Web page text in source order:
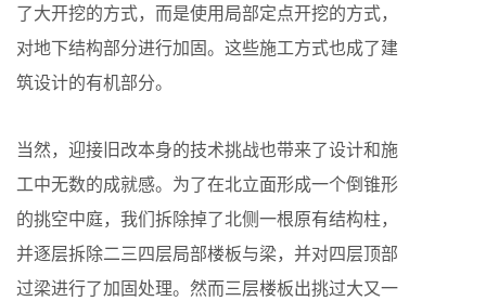
了大开挖的方式，而是使用局部定点开挖的方式，
对地下结构部分进行加固。这些施工方式也成了建
筑设计的有机部分。
当然，迎接旧改本身的技术挑战也带来了设计和施
工中无数的成就感。为了在北立面形成一个倒锥形
的挑空中庭，我们拆除掉了北侧一根原有结构柱，
并逐层拆除二三四层局部楼板与梁，并对四层顶部
过梁进行了加固处理。然而三层楼板出挑过大又一